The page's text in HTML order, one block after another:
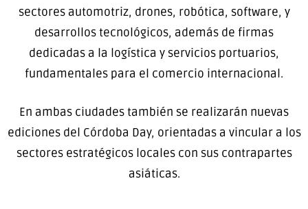
sectores automotriz, drones, robótica, software, y
desarrollos tecnológicos, además de firmas
dedicadas a la logística y servicios portuarios,
fundamentales para el comercio internacional.
En ambas ciudades también se realizarán nuevas
ediciones del Córdoba Day, orientadas a vincular a los
sectores estratégicos locales con sus contrapartes
asiáticas.